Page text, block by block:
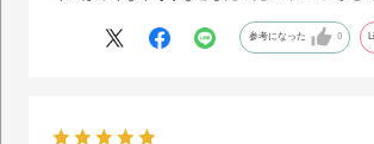
参考になった 0